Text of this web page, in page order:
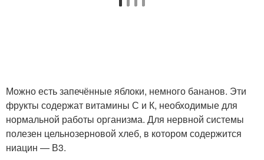
Можно есть запечённые яблоки, немного бананов. Эти
фрукты содержат витамины С и К, необходимые для
нормальной работы организма. Для нервной системы
полезен цельнозерновой хлеб, в котором содержится
ниацин — В3.